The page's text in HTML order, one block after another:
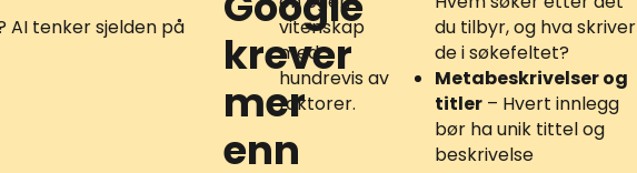
AI tenker sjelden på
krever
mer
enn
vitenskap
med
hundrevis av
faktorer.
du tilbyr, og hva skriver
de i søkefeltet?
Metabeskrivelser og
titler – Hvert innlegg
bør ha unik tittel og
beskrivelse